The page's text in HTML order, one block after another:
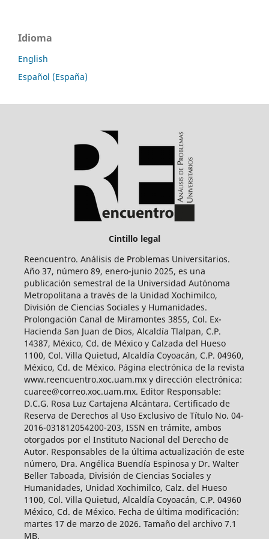
Idioma
English
Español (España)
Cintillo legal
Reencuentro. Análisis de Problemas Universitarios.
Año 37, número 89, enero-junio 2025, es una
publicación semestral de la Universidad Autónoma
Metropolitana a través de la Unidad Xochimilco,
División de Ciencias Sociales y Humanidades.
Prolongación Canal de Miramontes 3855, Col. Ex-
Hacienda San Juan de Dios, Alcaldía Tlalpan, C.P.
14387, México, Cd. de México y Calzada del Hueso
1100, Col. Villa Quietud, Alcaldía Coyoacán, C.P. 04960,
México, Cd. de México. Página electrónica de la revista
www.reencuentro.xoc.uam.mx y dirección electrónica:
cuaree@correo.xoc.uam.mx. Editor Responsable:
D.C.G. Rosa Luz Cartajena Alcántara. Certificado de
Reserva de Derechos al Uso Exclusivo de Título No. 04-
2016-031812054200-203, ISSN en trámite, ambos
otorgados por el Instituto Nacional del Derecho de
Autor. Responsables de la última actualización de este
número, Dra. Angélica Buendía Espinosa y Dr. Walter
Beller Taboada, División de Ciencias Sociales y
Humanidades, Unidad Xochimilco, Calz. del Hueso
1100, Col. Villa Quietud, Alcaldía Coyoacán, C.P. 04960
México, Cd. de México. Fecha de última modificación:
martes 17 de marzo de 2026. Tamaño del archivo 7.1
MB.